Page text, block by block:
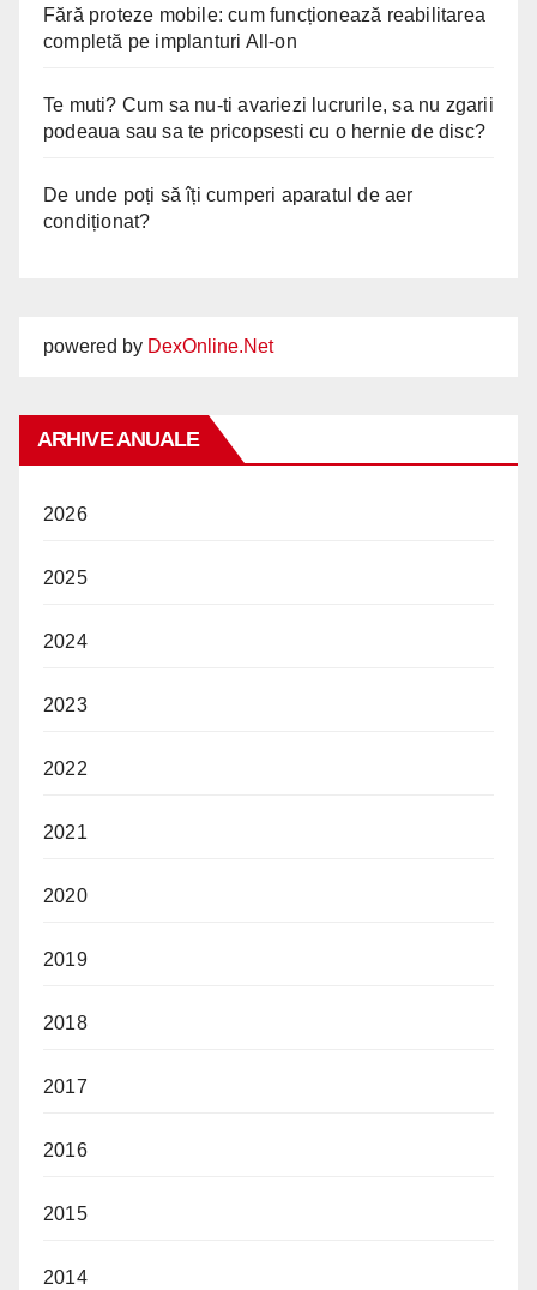
Fără proteze mobile: cum funcționează reabilitarea
completă pe implanturi All-on
Te muti? Cum sa nu-ti avariezi lucrurile, sa nu zgarii
podeaua sau sa te pricopsesti cu o hernie de disc?
De unde poți să îți cumperi aparatul de aer
condiționat?
powered by DexOnline.Net
ARHIVE ANUALE
2026
2025
2024
2023
2022
2021
2020
2019
2018
2017
2016
2015
2014